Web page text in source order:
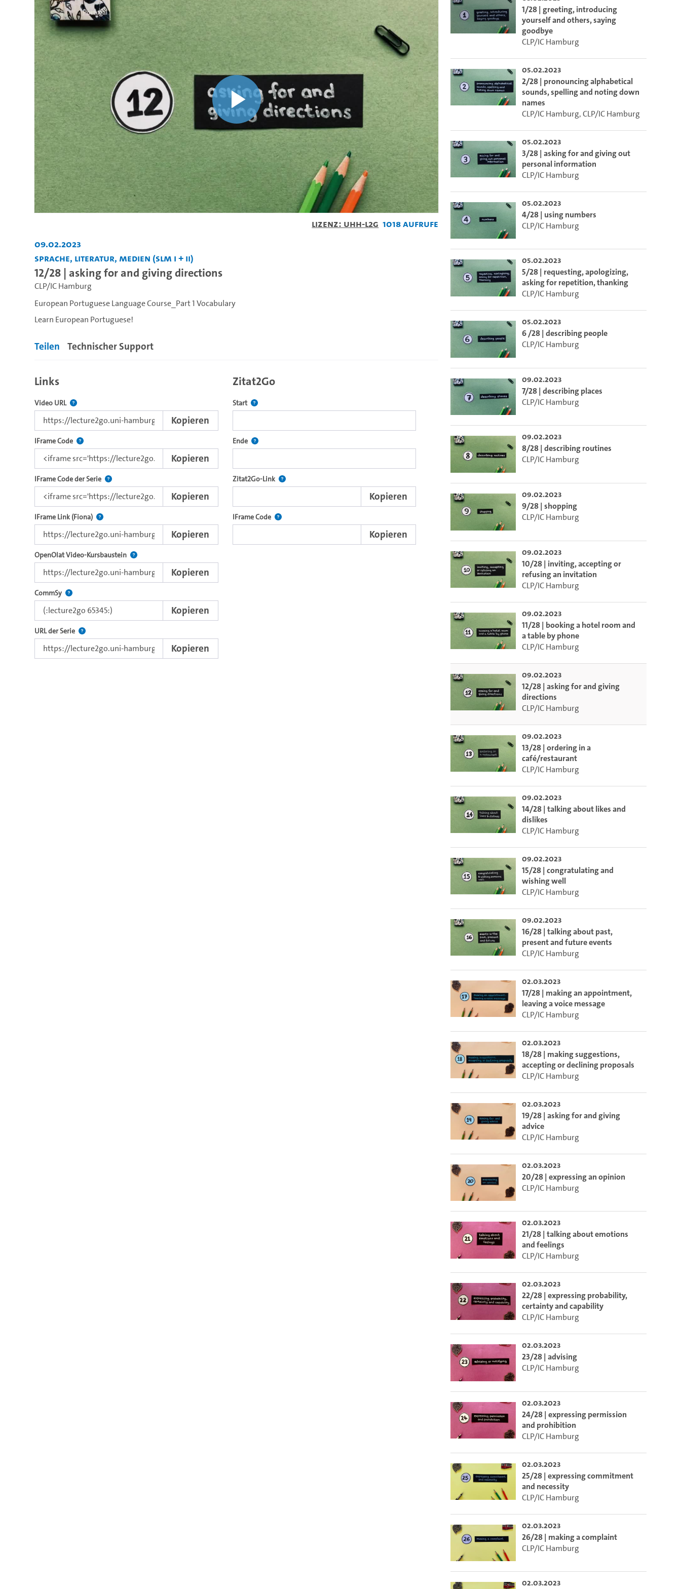
Video
abspielen
Lizenz: UHH-L2G 1018 Aufrufe
09.02.2023
Sprache, Literatur, Medien (SLM I + II)
12/28 | asking for and giving directions
CLP/IC Hamburg
European Portuguese Language Course_Part 1 Vocabulary
Learn European Portuguese!
Teilen Technischer Support
Links
Video URL Der Link zu diesem Video.
Kopieren
IFrame Code Nutzen Sie diesen Code, um das Video mit dem Lecture2Go-Videoplayer einzubetten.
Kopieren
IFrame Code der Serie Nutzen Sie diesen Code, um das Video und die komplette Serie mit dem Lecture2Go-Videoplayer einzubetten.
Kopieren
IFrame Link (Fiona) Direkter iFrame-Link zur Weitergabe an externe Web-Applikationen.
Kopieren
OpenOlat Video-Kursbaustein Verwenden Sie diesen Link, um ein Video in den OpenOlat Video-Baustein einzubetten.
Kopieren
CommSy Nutzen Sie diesen Code, um das Video in CommSy einzubetten.
Kopieren
URL der Serie Der Link zur Serie.
Kopieren
Zitat2Go
Start Definiert den Startpunkt für Zitat2Go. Bitte in das Feld klicken, um die aktuelle Zeit auszuwählen.
Ende Definiert den Endpunkt für Zitat2Go. Bitte in das Feld klicken, um die aktuelle Zeit auszuwählen.
Zitat2Go-Link Nach der Auswahl eines Start- und Endpunktes verweist dieser Link auf den Ausschnitt des Videos.
Kopieren
IFrame Code Nutzen Sie diesen Code, um den Auschnitt des Videos mit dem Lecture2Go-Videoplayer einzubetten.
Kopieren
1/28 | greeting, introducing
yourself and others, saying
goodbye
CLP/IC Hamburg
05.02.2023
2/28 | pronouncing alphabetical
sounds, spelling and noting down
names
CLP/IC Hamburg,CLP/IC Hamburg
05.02.2023
3/28 | asking for and giving out
personal information
CLP/IC Hamburg
05.02.2023
4/28 | using numbers
CLP/IC Hamburg
05.02.2023
5/28 | requesting, apologizing,
asking for repetition, thanking
CLP/IC Hamburg
05.02.2023
6 /28 | describing people
CLP/IC Hamburg
09.02.2023
7/28 | describing places
CLP/IC Hamburg
09.02.2023
8/28 | describing routines
CLP/IC Hamburg
09.02.2023
9/28 | shopping
CLP/IC Hamburg
09.02.2023
10/28 | inviting, accepting or
refusing an invitation
CLP/IC Hamburg
09.02.2023
11/28 | booking a hotel room and
a table by phone
CLP/IC Hamburg
09.02.2023
12/28 | asking for and giving
directions
CLP/IC Hamburg
09.02.2023
13/28 | ordering in a
café/restaurant
CLP/IC Hamburg
09.02.2023
14/28 | talking about likes and
dislikes
CLP/IC Hamburg
09.02.2023
15/28 | congratulating and
wishing well
CLP/IC Hamburg
09.02.2023
16/28 | talking about past,
present and future events
CLP/IC Hamburg
02.03.2023
17/28 | making an appointment,
leaving a voice message
CLP/IC Hamburg
02.03.2023
18/28 | making suggestions,
accepting or declining proposals
CLP/IC Hamburg
02.03.2023
19/28 | asking for and giving
advice
CLP/IC Hamburg
02.03.2023
20/28 | expressing an opinion
CLP/IC Hamburg
02.03.2023
21/28 | talking about emotions
and feelings
CLP/IC Hamburg
02.03.2023
22/28 | expressing probability,
certainty and capability
CLP/IC Hamburg
02.03.2023
23/28 | advising
CLP/IC Hamburg
02.03.2023
24/28 | expressing permission
and prohibition
CLP/IC Hamburg
02.03.2023
25/28 | expressing commitment
and necessity
CLP/IC Hamburg
02.03.2023
26/28 | making a complaint
CLP/IC Hamburg
02.03.2023